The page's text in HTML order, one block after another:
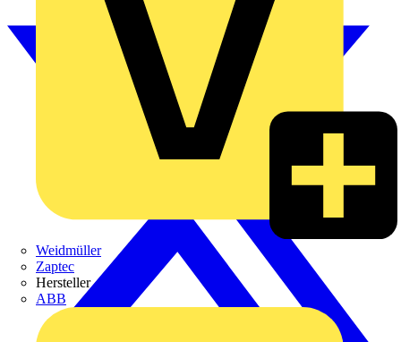
Weidmüller
Zaptec
Hersteller
ABB